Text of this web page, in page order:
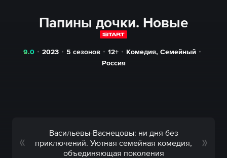
Папины дочки. Новые
9.0 2023 5 сезонов 12+ Комедия,Семейный
Россия
Васильевы-Васнецовы: ни дня без
приключений. Уютная семейная комедия,
объединяющая поколения